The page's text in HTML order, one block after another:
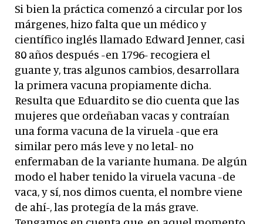
Si bien la práctica comenzó a circular por los
márgenes, hizo falta que un médico y
científico inglés llamado Edward Jenner, casi
80 años después -en 1796- recogiera el
guante y, tras algunos cambios, desarrollara
la primera vacuna propiamente dicha.
Resulta que Eduardito se dio cuenta que las
mujeres que ordeñaban vacas y contraían
una forma vacuna de la viruela -que era
similar pero más leve y no letal- no
enfermaban de la variante humana. De algún
modo el haber tenido la viruela vacuna -de
vaca, y sí, nos dimos cuenta, el nombre viene
de ahí-, las protegía de la más grave.